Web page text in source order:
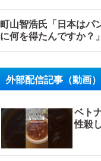
町山智浩氏「日本はパ
に何を得たんですか？」
外部配信記事（動画）
ベト
性殺